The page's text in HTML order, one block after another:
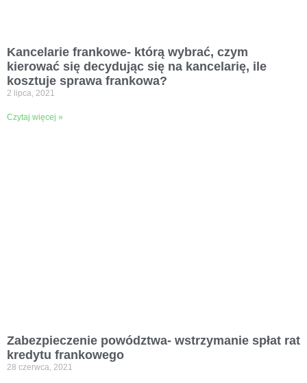
Kancelarie frankowe- którą wybrać, czym
kierować się decydując się na kancelarię, ile
kosztuje sprawa frankowa?
2 lipca, 2021
Czytaj więcej »
Zabezpieczenie powództwa- wstrzymanie spłat rat
kredytu frankowego
28 czerwca, 2021